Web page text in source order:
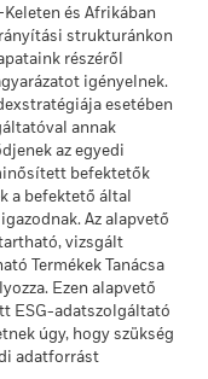
után értendő. A
díjak nem
vonatkoznak.A
útmutatást a
hogy a piacok a
segíthet Önnek,
a múltban
eszközérték (NAV)
hozam a
növekedhet vagy
eltérő
89,22%
BlackRock
a vállalatokkal
amelyek az
bevételük több
nyerik. Azon
os bevételi
generálnak termikus
kutatás a
Termikus szén
számítja ki az MSCI
és Afrikában
strukturánkon
részéről
igényelnek.
esetében
annak
az egyedi
befektetők
a befektető által
Az alapvető
vizsgált
Termékek Tanácsa
Ezen alapvető
ESG-adatszolgáltató
úgy, hogy szükség
adatforrást